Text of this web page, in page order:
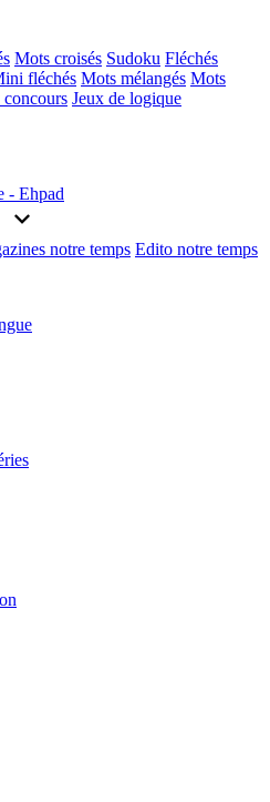
Mots croisés Sudoku Fléchés
fléchés Mots mélangés Mots
concours Jeux de logique
- Ehpad
notre temps Edito notre temps